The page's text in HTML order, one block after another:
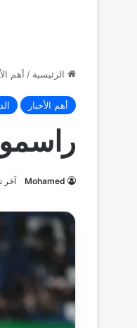
الرئيسية / أهم
أهم الأخبار
Mohamed آخر